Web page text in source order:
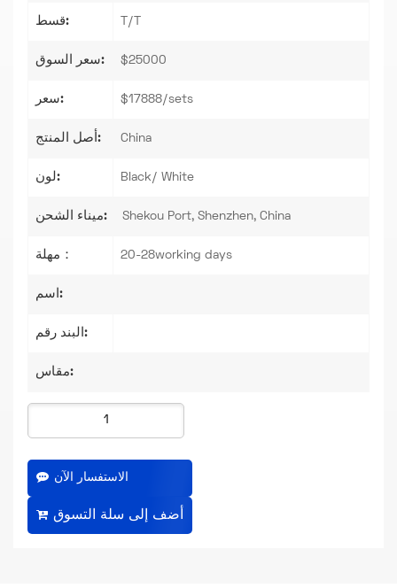
قسط: T/T
سعر السوق: $25000
سعر: $17888/sets
أصل المنتج: China
لون: Black/ White
ميناء الشحن: Shekou Port, Shenzhen, China
مهلة： 20-28working days
اسم:
البند رقم:
مقاس:
الاستفسار الآن